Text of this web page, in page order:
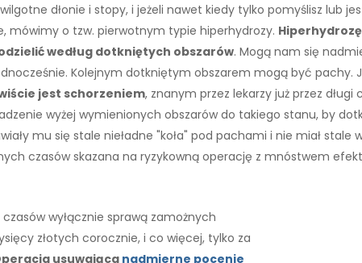
dłonie i stopy, i jeżeli nawet kiedy tylko pomyślisz lub
mówimy o tzw. pierwotnym typie hiperhydrozy.
według dotkniętych obszarów. Mogą nam się
Kolejnym dotkniętym obszarem mogą być pachy.
jest schorzeniem, znanym przez lekarzy już przez długi
wyżej wymienionych obszarów do takiego stanu, by
mu się stale nieładne "koła" pod pachami i nie miał
czasów skazana na ryzykowną operację z mnóstwem
wyłącznie sprawą zamożnych
złotych corocznie, i co więcej, tylko za
usuwającanadmierne pocenie